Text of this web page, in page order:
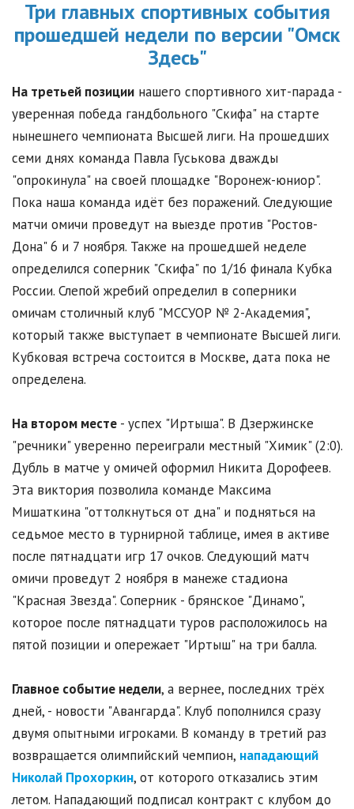
Три главных спортивных события
прошедшей недели по версии "Омск
Здесь"
На третьей позиции нашего спортивного хит-парада -
уверенная победа гандбольного "Скифа" на старте
нынешнего чемпионата Высшей лиги. На прошедших
семи днях команда Павла Гуськова дважды
"опрокинула" на своей площадке "Воронеж-юниор".
Пока наша команда идёт без поражений. Следующие
матчи омичи проведут на выезде против "Ростов-
Дона" 6 и 7 ноября. Также на прошедшей неделе
определился соперник "Скифа" по 1/16 финала Кубка
России. Слепой жребий определил в соперники
омичам столичный клуб "МССУОР № 2-Академия",
который также выступает в чемпионате Высшей лиги.
Кубковая встреча состоится в Москве, дата пока не
определена.
На втором месте - успех "Иртыша". В Дзержинске
"речники" уверенно переиграли местный "Химик" (2:0).
Дубль в матче у омичей оформил Никита Дорофеев.
Эта виктория позволила команде Максима
Мишаткина "оттолкнуться от дна" и подняться на
седьмое место в турнирной таблице, имея в активе
после пятнадцати игр 17 очков. Следующий матч
омичи проведут 2 ноября в манеже стадиона
"Красная Звезда". Соперник - брянское "Динамо",
которое после пятнадцати туров расположилось на
пятой позиции и опережает "Иртыш" на три балла.
Главное событие недели, а вернее, последних трёх
дней, - новости "Авангарда". Клуб пополнился сразу
двумя опытными игроками. В команду в третий раз
возвращается олимпийский чемпион, нападающий
Николай Прохоркин, от которого отказались этим
летом. Нападающий подписал контракт с клубом до